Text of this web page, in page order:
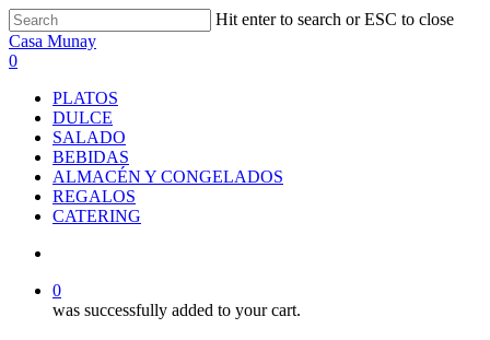
Skip
to
main
Hit enter to search or ESC to close
Close
Search
Casa Munay
search
0
PLATOS
DULCE
SALADO
BEBIDAS
ALMACÉN Y CONGELADOS
REGALOS
CATERING
0
was successfully added to your cart.